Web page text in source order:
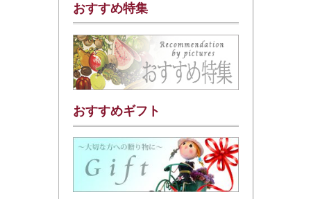
おすすめ特集
おすすめギフト